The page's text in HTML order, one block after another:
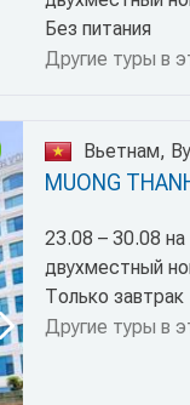
Без питания
Другие туры в
Вьетнам,
MUONG
23.08 – 30.08 на
двухместный
Только завтрак
Другие туры в